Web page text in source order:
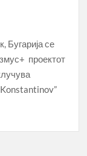
Бугарија се
проектот